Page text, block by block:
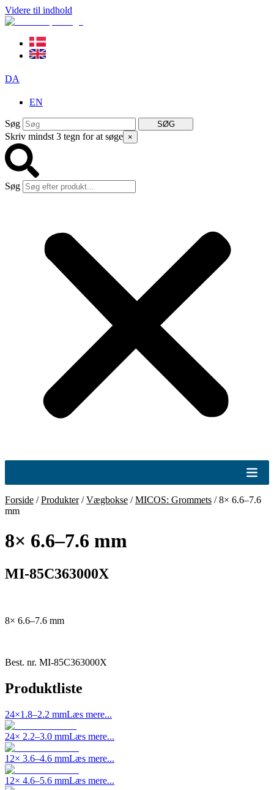
Videre til indhold
DA
EN
Søg SØG
Skriv mindst 3 tegn for at søge ×
Søg
Forside /Produkter/Vægbokse /MICOS: Grommets /8× 6.6–7.6
mm
8× 6.6–7.6 mm
MI-85C363000X
8× 6.6–7.6 mm
Best. nr. MI-85C363000X
Produktliste
24×1.8–2.2 mmLæs mere...
24× 2.2–3.0 mmLæs mere...
12× 3.6–4.6 mmLæs mere...
12× 4.6–5.6 mmLæs mere...